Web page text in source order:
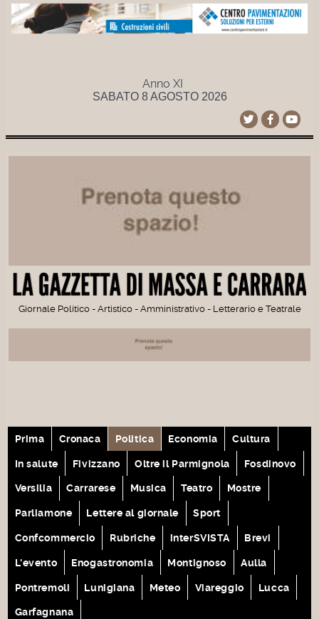
Anno XI
SABATO 8 AGOSTO 2026
Giornale Politico - Artistico - Amministrativo - Letterario e Teatrale
Prima Cronaca Politica Economia Cultura
In salute Fivizzano Oltre il Parmignola Fosdinovo
Versilia Carrarese Musica Teatro Mostre
Parliamone Lettere al giornale Sport
Confcommercio Rubriche interSVISTA Brevi
L'evento Enogastronomia Montignoso Aulla
Pontremoli Lunigiana Meteo Viareggio Lucca
Garfagnana